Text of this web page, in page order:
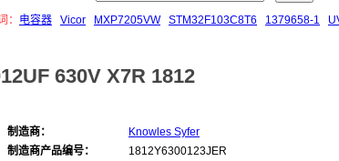
： 电容器 Vicor MXP7205VW STM32F103C8T6 1379658-1
630V X7R 1812
制造商：
Knowles Syfer
制造商产品编号：
1812Y6300123JER